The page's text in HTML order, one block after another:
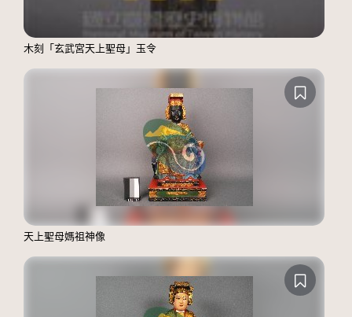
木刻「玄武宮天上聖母」玉令
天上聖母媽祖神像